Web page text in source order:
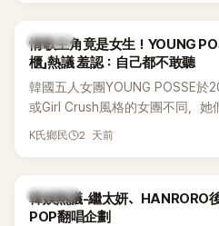
K-POP
情歌主角竟是女生！YOUNG
櫃」熱議 羞認：自己都不敢聽
韓國五人女團YOUNG POSSE於
或Girl Crush風格的女團不同，她
創Rap及成員親自參與創作為特
為第五代女團中極具辨識度的新生
K氏鄉民 2 天前
熱議討論
韓娛熱議-繼太妍、HANRORO
POP翻唱企劃